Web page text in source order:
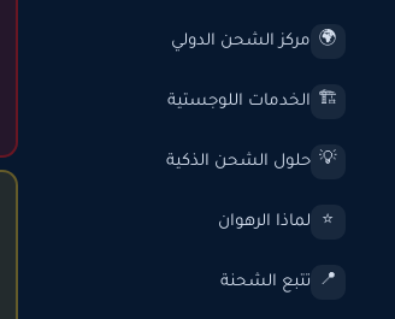
🌍 مركز الشحن الدولي
🏗️ الخدمات اللوجستية
💡 حلول الشحن الذكية
⭐ لماذا الرهوان
📍 تتبع الشحنة